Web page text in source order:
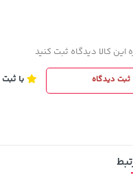
خرید
1,143,000 تومان
این کالا دیدگاه ثبت کنید
ثبت دیدگاه